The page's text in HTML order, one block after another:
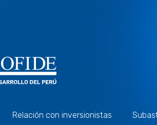
Relación con inversionistas